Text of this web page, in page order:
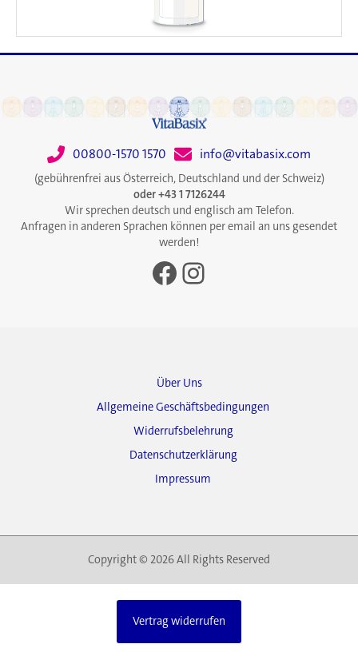
00800-1570 1570 info@vitabasix.com
(gebührenfrei aus Österreich, Deutschland und der Schweiz)
oder +43 1 7126244
Wir sprechen deutsch und englisch am Telefon.
Anfragen in anderen Sprachen können per email an uns gesendet
werden!
Facebook
Instagram
Über Uns
Allgemeine Geschäftsbedingungen
Widerrufsbelehrung
Datenschutzerklärung
Impressum
Copyright © 2026 All Rights Reserved
Vertrag widerrufen